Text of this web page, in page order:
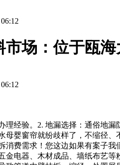
市场：位于瓯
经验。2. 地漏选择：通俗地漏
母婴窗帘就纷歧样了，不缩径
消费需求！您这边如果有案子
金电器、木材成品、墙纸布艺